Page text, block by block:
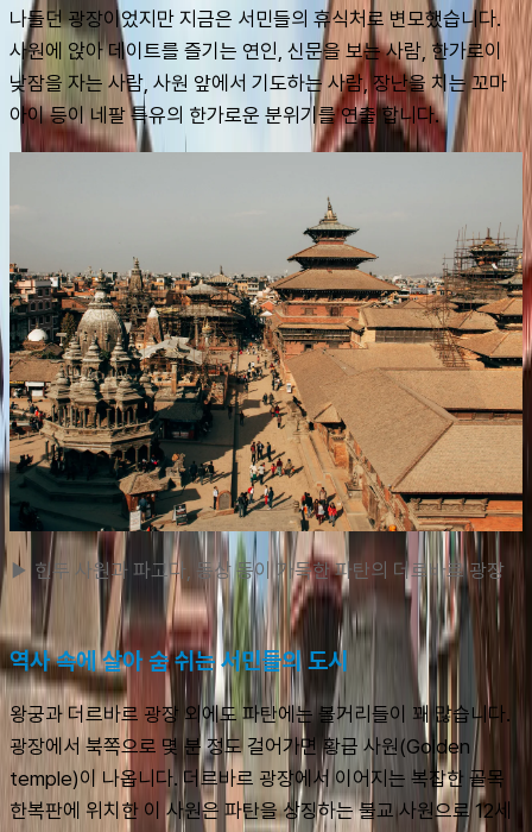
나들던 광장이었지만 지금은 서민들의 휴식처로 변모했습니다.
사원에 앉아 데이트를 즐기는 연인, 신문을 보는 사람, 한가로이
낮잠을 자는 사람, 사원 앞에서 기도하는 사람, 장난을 치는 꼬마
아이 등이 네팔 특유의 한가로운 분위기를 연출 합니다.
▶ 힌두 사원과 파고다, 동상 등이 가득한 파탄의 더르바르 광장
역사 속에 살아 숨 쉬는 서민들의 도시
왕궁과 더르바르 광장 외에도 파탄에는 볼거리들이 꽤 많습니다.
광장에서 북쪽으로 몇 분 정도 걸어가면 황금 사원(Golden
temple)이 나옵니다. 더르바르 광장에서 이어지는 복잡한 골목
한복판에 위치한 이 사원은 파탄을 상징하는 불교 사원으로 12세